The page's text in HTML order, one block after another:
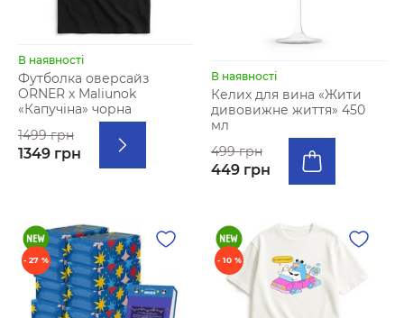
В наявності
Футболка оверсайз
ORNER х Maliunok
«Капучіна» чорна
1499 грн
1349 грн
В наявності
Келих для вина «Жити
дивовижне життя» 450
мл
499 грн
449 грн
- 27 % - 10 %